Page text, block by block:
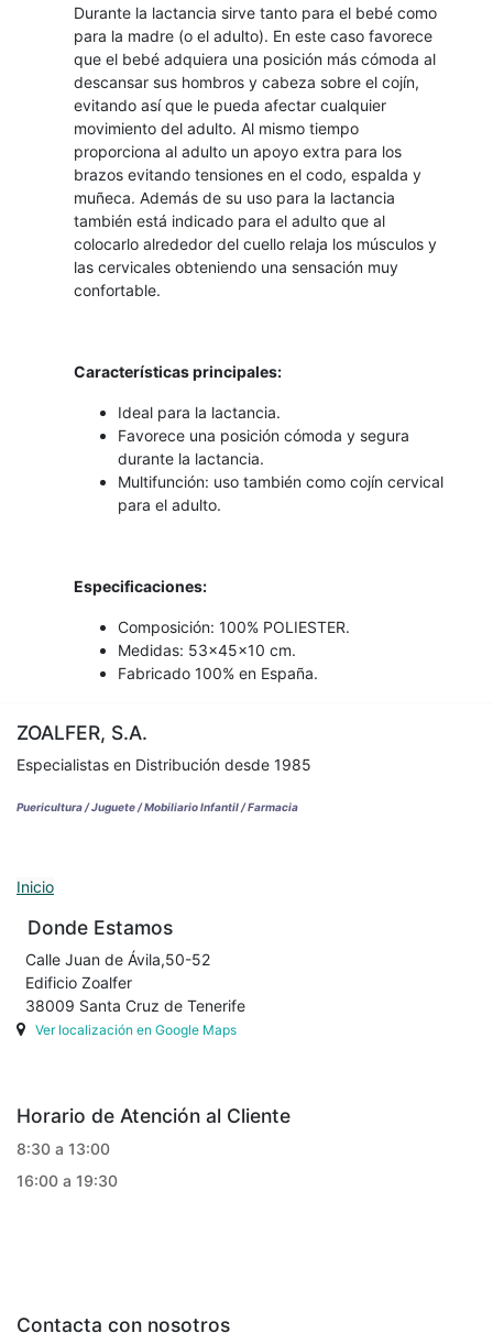
Durante la lactancia sirve tanto para el bebé como
para la madre (o el adulto). En este caso favorece
que el bebé adquiera una posición más cómoda al
descansar sus hombros y cabeza sobre el cojín,
evitando así que le pueda afectar cualquier
movimiento del adulto. Al mismo tiempo
proporciona al adulto un apoyo extra para los
brazos evitando tensiones en el codo, espalda y
muñeca. Además de su uso para la lactancia
también está indicado para el adulto que al
colocarlo alrededor del cuello relaja los músculos y
las cervicales obteniendo una sensación muy
confortable.
Características principales:
Ideal para la lactancia.
Favorece una posición cómoda y segura
durante la lactancia.
Multifunción: uso también como cojín cervical
para el adulto.
Especificaciones:
Composición: 100% POLIESTER.
Medidas: 53x45x10 cm.
Fabricado 100% en España.
ZOALFER, S.A.
Especialistas en Distribución desde 1985
Puericultura / Juguete / Mobiliario Infantil / Farmacia
Inicio
Donde Estamos
Calle Juan de Ávila,50-52
Edificio Zoalfer
38009 Santa Cruz de Tenerife
Ver localización en Google Maps
Horario de Atención al Cliente
8:30 a 13:00
16:00 a 19:30
Contacta con nosotros